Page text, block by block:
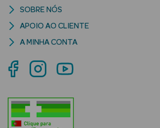
Pele Oleosa
Papos e
Olheiras
Rosácea
Rugas
SOBRE NÓS
APOIO AO CLIENTE
A MINHA CONTA